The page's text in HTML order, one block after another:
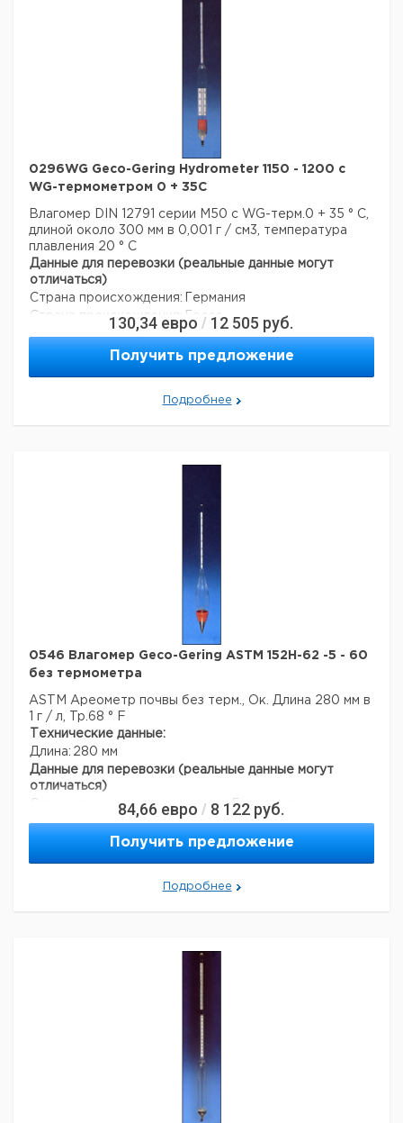
0296WG Geco-Gering Hydrometer 1150 - 1200 с
WG-термометром 0 + 35C
Влагомер DIN 12791 серии M50 с WG-терм.0 + 35 ° C,
длиной около 300 мм в 0,001 г / см3, температура
плавления 20 ° C
Данные для перевозки (реальные данные могут
отличаться)
Страна происхождения: Германия
Страна происхождения:
Гессе
130,34 евро / 12 505 руб.
Получить предложение
Подробнее
0546 Влагомер Geco-Gering ASTM 152H-62 -5 - 60
без термометра
ASTM Ареометр почвы без терм., Ок. Длина 280 мм в
1 г / л, Tp.68 ° F
Технические данные:
Длина: 280 мм
Данные для перевозки (реальные данные могут
отличаться)
Страна происхождения:
Германия
Страна происхождения:
Гессе
Темп. режим транспортировки:10-50
84,66 евро / 8 122 руб.
Получить предложение
Подробнее